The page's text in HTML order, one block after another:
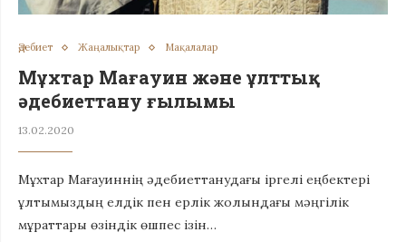
Әдебиет Жаңалықтар Мақалалар
Мұхтар Мағауин жəне ұлттық
əдебиеттану ғылымы
13.02.2020
Мұхтар Мағауиннің əдебиеттанудағы іргелі еңбектері
ұлтымыздың елдік пен ерлік жолындағы мəңгілік
мұраттары өзіндік өшпес ізін…